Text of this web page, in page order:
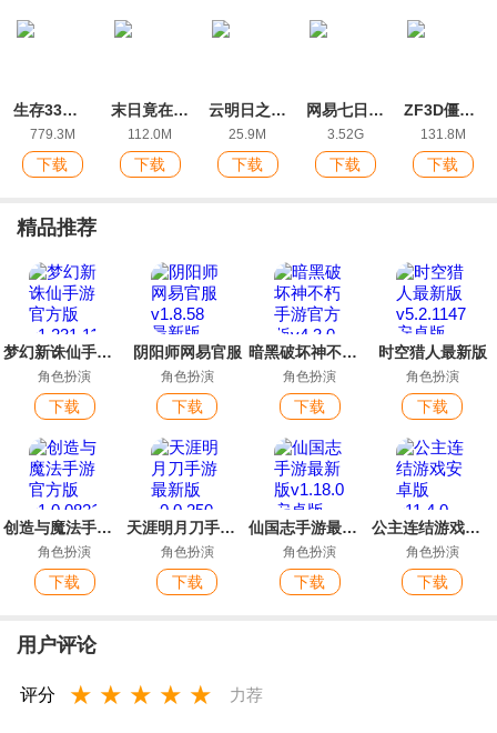
生存33天游戏手机版
779.3M
下载
末日竟在我身边3安卓版
112.0M
下载
云明日之后网易官方版
25.9M
下载
网易七日世界手机版
3.52G
下载
ZF3D僵尸前线3最新版
131.8M
下载
精品推荐
梦幻新诛仙手游官方版
角色扮演
下载
阴阳师网易官服
角色扮演
下载
暗黑破坏神不朽手游官方版
角色扮演
下载
时空猎人最新版
角色扮演
下载
创造与魔法手游官方版
角色扮演
下载
天涯明月刀手游最新版
角色扮演
下载
仙国志手游最新版
角色扮演
下载
公主连结游戏安卓版
角色扮演
下载
用户评论
评分 ★ ★ ★ ★ ★ 力荐